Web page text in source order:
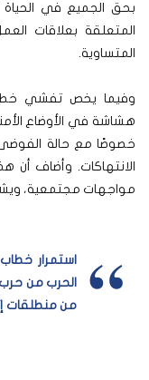
بحق الجميع في الحياة
المتعلقة بعلاقات
المتساوية.
وفيما يخص تفشي
هشاشة في الأوضاع
خصوصًا مع حالة الفوضى
الانتهاكات. وأضاف أن
مواجهات مجتمعية،
استمرار
الحرب من
من منطلقات